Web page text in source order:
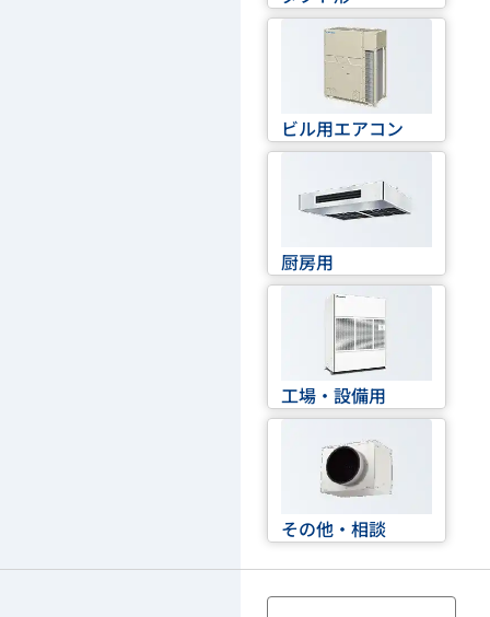
ビル用エアコン
厨房用
工場・設備用
その他・相談